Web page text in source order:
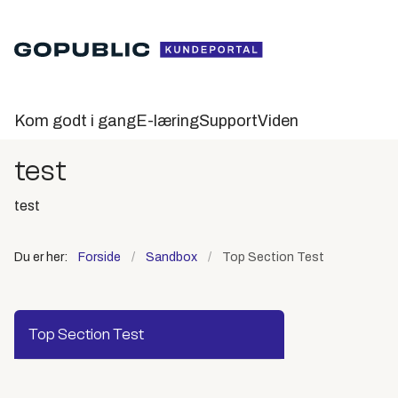
Kom godt i gangE-læringSupportViden
test
test
Du er her: Forside Sandbox Top Section Test
Top Section Test